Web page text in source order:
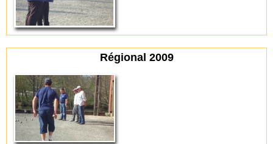
Régional 2009